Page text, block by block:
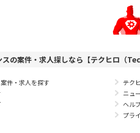
の案件・求人探しなら【テクヒロ（
件・求人を探す
テク
ニュ
ヘル
プラ